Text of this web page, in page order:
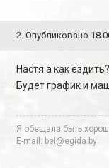
2. Опубликовано
Настя.а как
Будет график и
Я обещала быть
E-mail: bel@egida.by